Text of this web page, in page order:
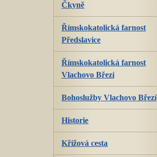
Čkyně
Římskokatolická farnost
Předslavice
Římskokatolická farnost
Vlachovo Březí
Bohoslužby Vlachovo Březí
Historie
Křížová cesta